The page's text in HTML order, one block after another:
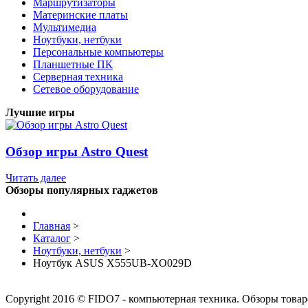
Материнские платы
Мультимедиа
Ноутбуки, нетбуки
Персональные компьютеры
Планшетные ПК
Серверная техника
Сетевое оборудование
Лучшие игры
Обзор игры Astro Quest
Читать далее
Обзоры популярных гаджетов
Главная >
Каталог >
Ноутбуки, нетбуки >
Ноутбук ASUS X555UB-XO029D
Copyright 2016 © FIDO7 - компьютерная техника. Обзоры